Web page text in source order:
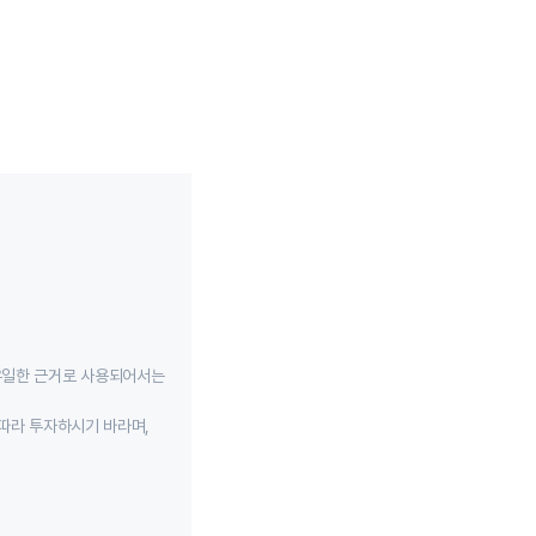
한 근거로 사용되어서는
투자하시기 바라며,